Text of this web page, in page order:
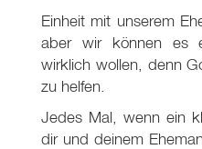
Einheit mit unserem
aber wir können es
wirklich wollen, denn
zu helfen.
Jedes Mal, wenn ein
dir und deinem